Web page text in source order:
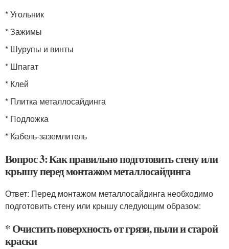
* Угольник
* Зажимы
* Шурупы и винты
* Шпагат
* Клей
* Плитка металлосайдинга
* Подложка
* Кабель-заземлитель
Вопрос 3: Как правильно подготовить стену или
крышу перед монтажом металлосайдинга
Ответ: Перед монтажом металлосайдинга необходимо
подготовить стену или крышу следующим образом:
* Очистить поверхность от грязи, пыли и старой
краски